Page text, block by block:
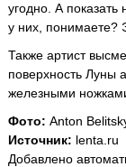
угодно. А показать
у них, понимаете?
Также артист
поверхность Луны
железными
Фото: Anton
Источник: lenta.ru
Добавлено